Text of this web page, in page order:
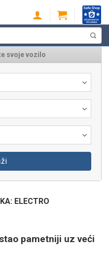
svoje vozilo
ELECTRO
pametniji uz veći